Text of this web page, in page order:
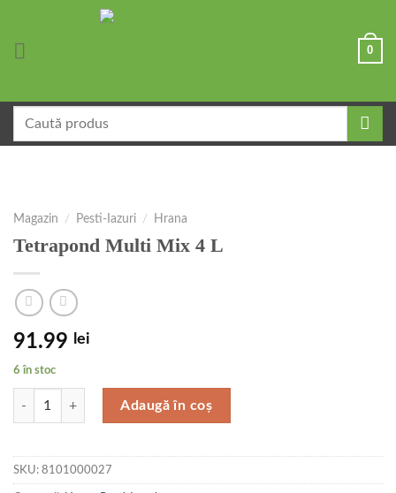
0
după:
Magazin / Pesti-Iazuri / Hrana
Tetrapond Multi Mix 4 L
91.99 lei
6 în stoc
Cantitate Tetrapond Multi Mix 4 L
Adaugă în coș
SKU: 8101000027